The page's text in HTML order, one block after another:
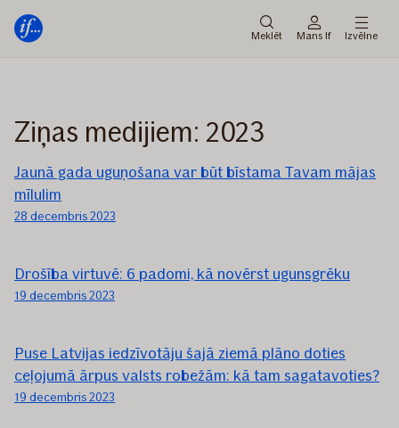
izvēlne
Meklēt Mans If Izvēlne
Ziņas medijiem: 2023
Jaunā gada uguņošana var būt bīstama Tavam mājas
mīlulim
28 decembris 2023
Drošība virtuvē: 6 padomi, kā novērst ugunsgrēku
19 decembris 2023
Puse Latvijas iedzīvotāju šajā ziemā plāno doties
ceļojumā ārpus valsts robežām: kā tam sagatavoties?
19 decembris 2023